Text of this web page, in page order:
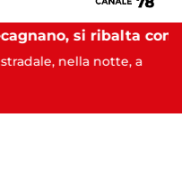
Pontecagnano, si ribalta con l'auto alla rotatoria: giovane ferito
nella notte, a